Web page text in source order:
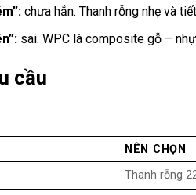
chưa hẳn. Thanh rỗng nhẹ và
sai. WPC là composite gỗ –
cầu
NÊN CHỌN
Thanh rỗng